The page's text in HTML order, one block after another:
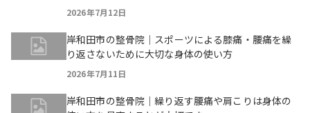
2026年7月12日
岸和田市の整骨院｜スポーツによる膝痛・腰痛を繰
り返さないために大切な身体の使い方
2026年7月11日
岸和田市の整骨院｜繰り返す腰痛や肩こりは身体の